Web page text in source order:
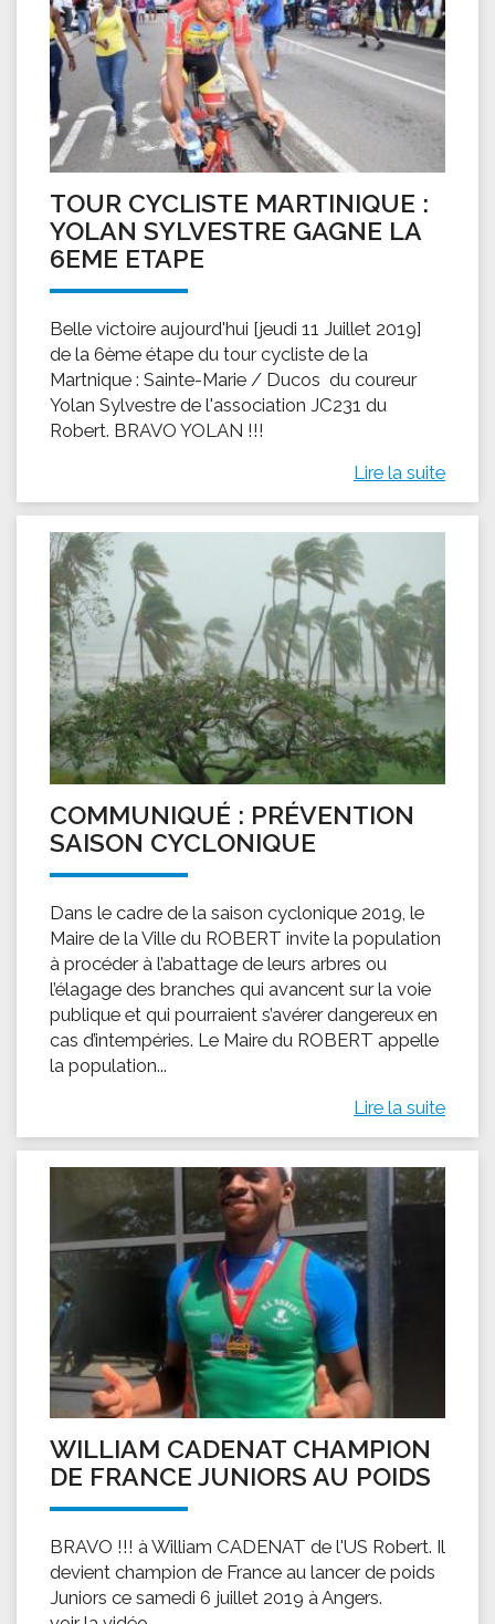
TOUR CYCLISTE MARTINIQUE :
YOLAN SYLVESTRE GAGNE LA
6EME ETAPE
Belle victoire aujourd'hui [jeudi 11 Juillet 2019]
de la 6ème étape du tour cycliste de la
Martnique : Sainte-Marie / Ducos du coureur
Yolan Sylvestre de l'association JC231 du
Robert. BRAVO YOLAN !!!
Lire la suite
COMMUNIQUÉ : PRÉVENTION
SAISON CYCLONIQUE
Dans le cadre de la saison cyclonique 2019, le
Maire de la Ville du ROBERT invite la population
à procéder à l’abattage de leurs arbres ou
l’élagage des branches qui avancent sur la voie
publique et qui pourraient s’avérer dangereux en
cas d’intempéries. Le Maire du ROBERT appelle
la population...
Lire la suite
WILLIAM CADENAT CHAMPION
DE FRANCE JUNIORS AU POIDS
BRAVO !!! à William CADENAT de l'US Robert. Il
devient champion de France au lancer de poids
Juniors ce samedi 6 juillet 2019 à Angers.